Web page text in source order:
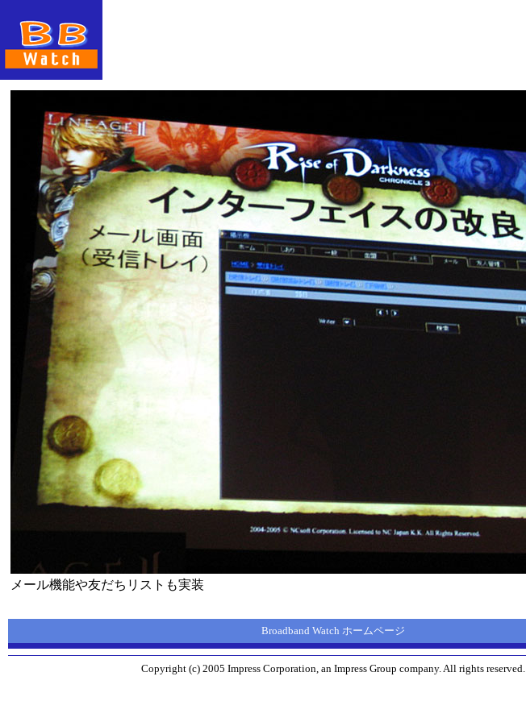
メール機能や友だちリストも実装
Broadband Watch ホームページ
Copyright (c) 2005 Impress Corporation, an Impress Group company. All rights reserved.